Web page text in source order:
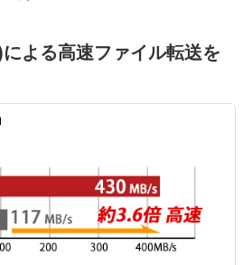
よる高速ファイル転送を